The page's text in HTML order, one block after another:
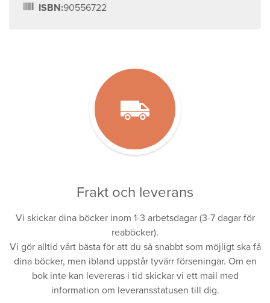
ISBN:90556722
Frakt och leverans
Vi skickar dina böcker inom 1-3 arbetsdagar (3-7 dagar för
reaböcker).
Vi gör alltid vårt bästa för att du så snabbt som möjligt ska få
dina böcker, men ibland uppstår tyvärr förseningar. Om en
bok inte kan levereras i tid skickar vi ett mail med
information om leveransstatusen till dig.